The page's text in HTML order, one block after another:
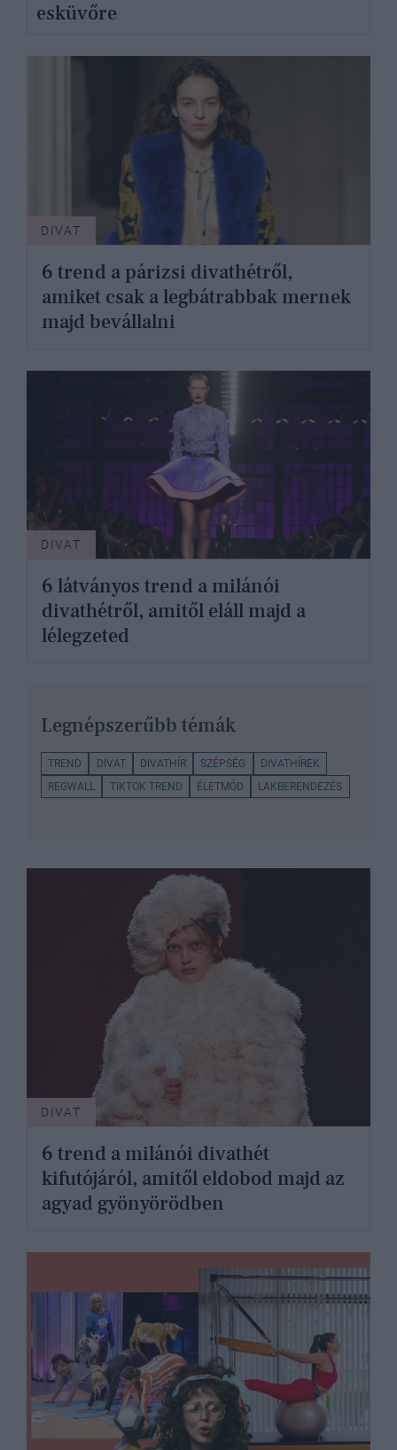
esküvőre
DIVAT
6 trend a párizsi divathétről,
amiket csak a legbátrabbak mernek
majd bevállalni
DIVAT
6 látványos trend a milánói
divathétről, amitől eláll majd a
lélegzeted
Legnépszerűbb témák
TREND DIVAT DIVATHÍR SZÉPSÉG
DIVATHÍREK
REGWALL
TIKTOK TREND ÉLETMÓD LAKBERENDEZÉS
DIVAT
6 trend a milánói divathét
kifutójáról, amitől eldobod majd az
agyad gyönyörödben